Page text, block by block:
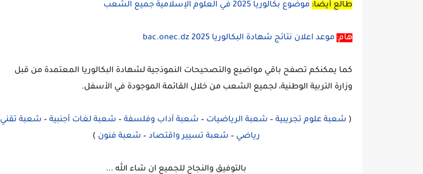
طالع أيضا: موضوع بكالوريا 2025 في العلوم الإسلامية جميع الشعب
هام: موعد اعلان نتائج شهادة البكالوريا 2025 bac.onec.dz
كما يمكنكم تصفح باقي مواضيع والتصحيحات النموذجية لشهادة البكالوريا المعتمدة من قبل
وزارة التربية الوطنية، لجميع الشعب من خلال القائمة الموجودة في الأسفل.
( شعبة علوم تجريبية – شعبة الرياضيات – شعبة آداب وفلسفة – شعبة لغات أجنبية – شعبة تقني
رياضي – شعبة تسيير واقتصاد – شعبة فنون )
بالتوفيق والنجاح للجميع ان شاء الله ...